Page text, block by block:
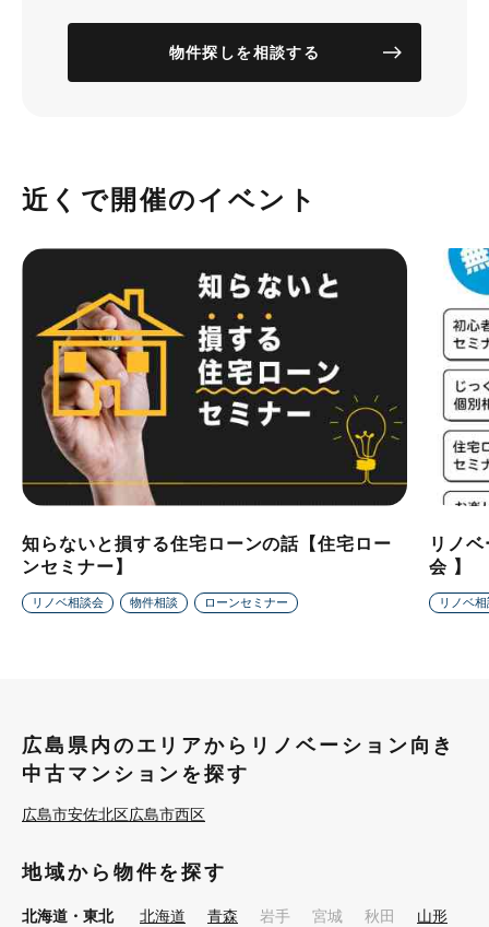
物件探しを相談する
近くで開催のイベント
知らないと損する住宅ローンの話【住宅ロー
ンセミナー】
リノベ相談会 物件相談 ローンセミナー
リノ
会 】
リノベ
広島県内のエリアからリノベーション向き
中古マンションを探す
広島市安佐北区広島市西区
地域から物件を探す
北海道・東北 北海道 青森 岩手 宮城 秋田 山形